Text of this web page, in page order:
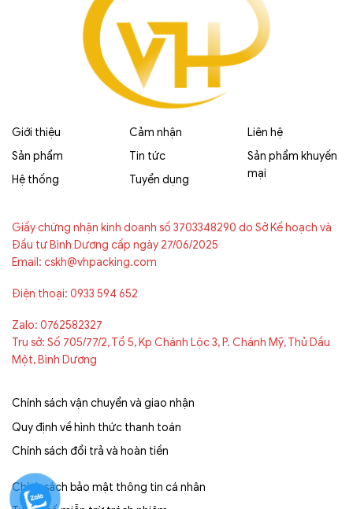
Giới thiệu
Sản phẩm
Hệ thống
Cảm nhận
Tin tức
Tuyển dụng
Liên hệ
Sản phẩm khuyến
mại
Giấy chứng nhận kinh doanh số 3703348290 do Sở Kế hoạch và
Đầu tư Bình Dương cấp ngày 27/06/2025
Email: cskh@vhpacking.com
Điện thoại: 0933 594 652
Zalo: 0762582327
Trụ sở: Số 705/77/2, Tổ 5, Kp Chánh Lộc 3, P. Chánh Mỹ, Thủ Dầu
Một, Bình Dương
Chính sách vận chuyển và giao nhận
Quy định về hình thức thanh toán
Chính sách đổi trả và hoàn tiền
Chính sách bảo mật thông tin cá nhân